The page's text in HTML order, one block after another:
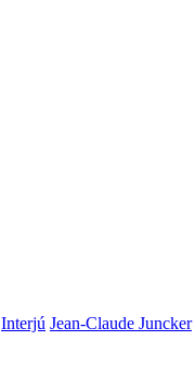
Interjú Jean-Claude Juncker